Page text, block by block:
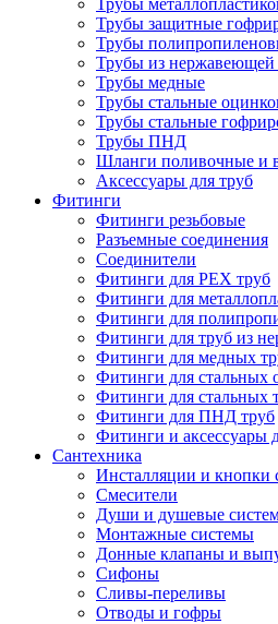
Трубы защитные
Трубы
Трубы из нержавеющей
Трубы медные
Трубы стальные
Трубы стальные
Трубы ПНД
Шланги поливочные и
Аксессуары для труб
Фитинги
Фитинги резьбовые
Разъемные соединения
Соединители
Фитинги для PEX труб
Фитинги для
Фитинги для
Фитинги для труб из
Фитинги для медных
Фитинги для стальных
Фитинги для стальных
Фитинги для ПНД труб
Фитинги и аксессуары
Сантехника
Инсталляции и кнопки
Смесители
Души и душевые
Монтажные системы
Донные клапаны и
Сифоны
Сливы-переливы
Отводы и гофры